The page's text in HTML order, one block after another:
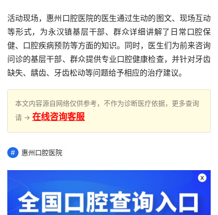
活动现场，惠州口腔医院的医生通过生动的图文、现场互动
等形式，为永汉镇基层干部、群众详细讲解了日常口腔保
健、口腔疾病预防等方面的知识。同时，医生们为前来咨询
问诊的基层干部、群众提供专业口腔健康检查，并针对牙齿
缺失、龋齿、牙齿松动等问题给予相应的治疗建议。
本文内容源自网络仅供参考，不作为诊断医疗依据，更多查询
请 → 在线咨询客服
惠州口腔医院